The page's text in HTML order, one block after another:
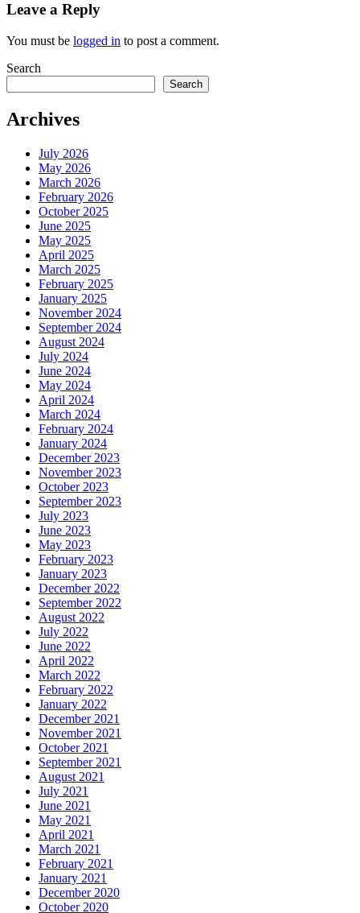
Leave a Reply
You must be logged in to post a comment.
Search
Search
Archives
July 2026
May 2026
March 2026
February 2026
October 2025
June 2025
May 2025
April 2025
March 2025
February 2025
January 2025
November 2024
September 2024
August 2024
July 2024
June 2024
May 2024
April 2024
March 2024
February 2024
January 2024
December 2023
November 2023
October 2023
September 2023
July 2023
June 2023
May 2023
February 2023
January 2023
December 2022
September 2022
August 2022
July 2022
June 2022
April 2022
March 2022
February 2022
January 2022
December 2021
November 2021
October 2021
September 2021
August 2021
July 2021
June 2021
May 2021
April 2021
March 2021
February 2021
January 2021
December 2020
October 2020